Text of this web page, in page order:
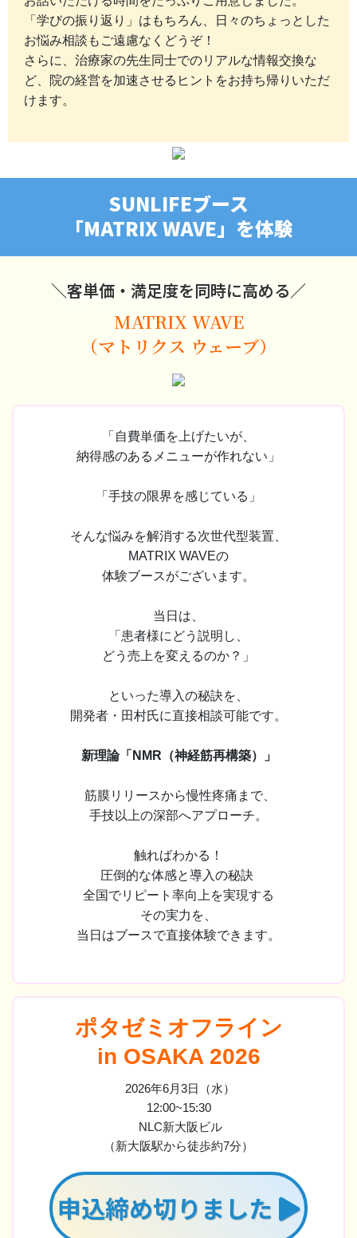
「学びの振り返り」はもちろん、日々のちょっとした
お悩み相談もご遠慮なくどうぞ！
さらに、治療家の先生同士でのリアルな情報交換な
ど、院の経営を加速させるヒントをお持ち帰りいただ
けます。
SUNLIFEブース
「MATRIX WAVE」を体験
＼客単価・満足度を同時に高める／
MATRIX WAVE
（マトリクス ウェーブ）
「自費単価を上げたいが、
納得感のあるメニューが作れない」
「手技の限界を感じている」
そんな悩みを解消する次世代型装置、
MATRIX WAVEの
体験ブースがございます。
当日は、
「患者様にどう説明し、
どう売上を変えるのか？」
といった導入の秘訣を、
開発者・田村氏に直接相談可能です。
新理論「NMR（神経筋再構築）」
筋膜リリースから慢性疼痛まで、
手技以上の深部へアプローチ。
触ればわかる！
圧倒的な体感と導入の秘訣
全国でリピート率向上を実現する
その実力を、
当日はブースで直接体験できます。
ポタゼミオフライン
in OSAKA 2026
2026年6月3日（水）
12:00~15:30
NLC新大阪ビル
（新大阪駅から徒歩約7分）
申込締め切りました